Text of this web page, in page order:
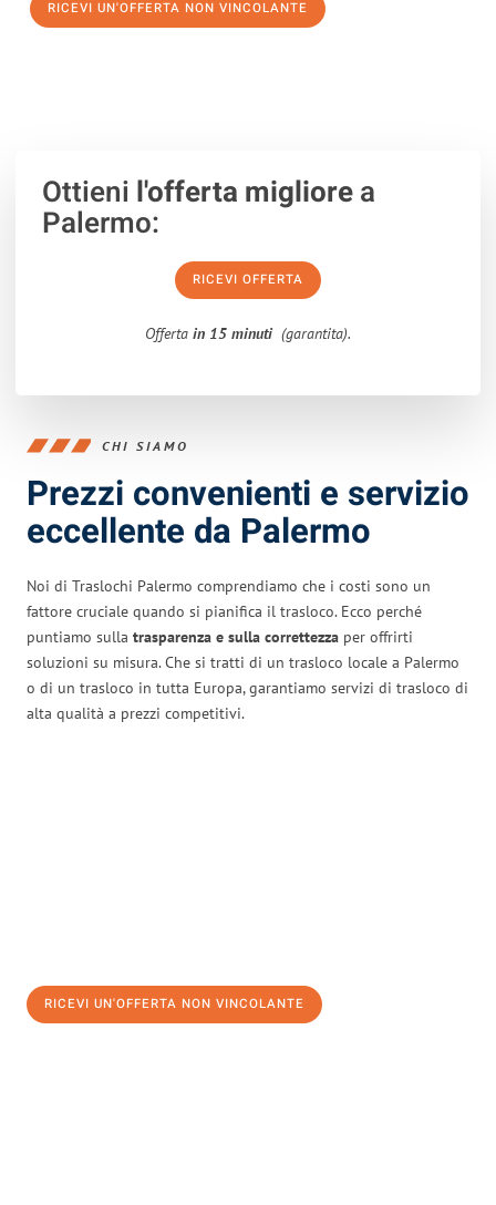
RICEVI UN'OFFERTA NON VINCOLANTE
Ottieni l'offerta migliorea
Palermo:
RICEVI OFFERTA
Offerta in 15 minuti (garantita).
CHI SIAMO
Prezzi convenienti e servizio
eccellente da Palermo
Noi di Traslochi Palermo comprendiamo che i costi sono un
fattore cruciale quando si pianifica il trasloco. Ecco perché
puntiamo sulla trasparenza e sulla correttezza per offrirti
soluzioni su misura. Che si tratti di un trasloco locale a Palermo
o di un trasloco in tutta Europa, garantiamo servizi di trasloco di
alta qualità a prezzi competitivi.
RICEVI UN'OFFERTA NON VINCOLANTE